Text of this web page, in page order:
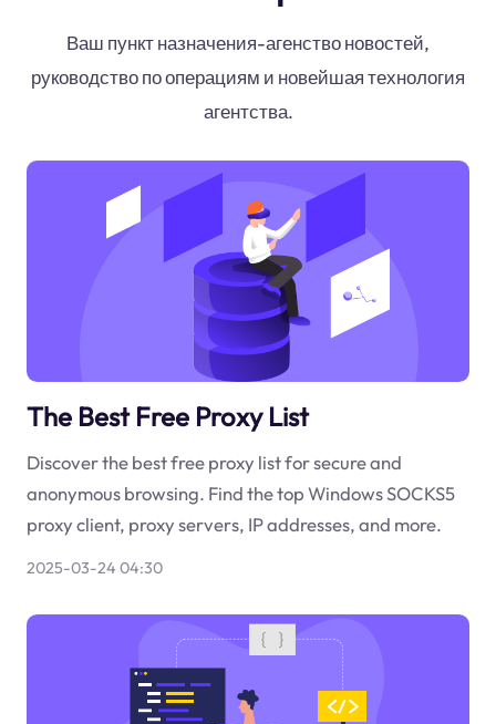
Ваш пункт назначения-агенство новостей,
руководство по операциям и новейшая технология
агентства.
The Best Free Proxy List
Discover the best free proxy list for secure and
anonymous browsing. Find the top Windows SOCKS5
proxy client, proxy servers, IP addresses, and more.
2025-03-24 04:30